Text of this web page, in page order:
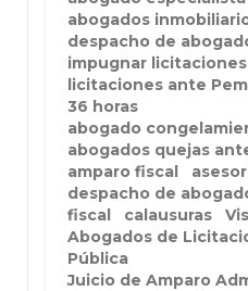
abogados
despacho de
impugnar licitaciones
licitaciones ante
36 horas
abogado
abogados quejas
amparo fiscal
despacho de
fiscal
calausuras
Abogados de
Pública
Juicio de Amparo